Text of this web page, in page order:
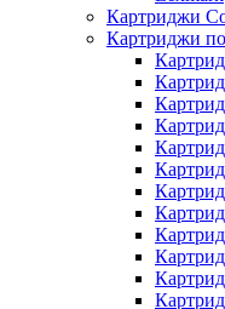
Картриджи
Картриджи